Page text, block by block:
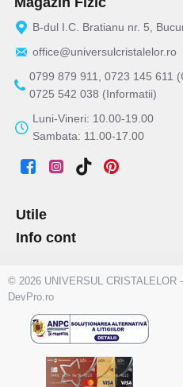
B-dul I.C. Bratianu nr. 5,
office@universulcristalelor.ro
0799 879 911, 0723 145 611
0725 542 038 (Informatii)
Luni-Vineri: 10.00-19.00
Sambata: 11.00-17.00
Utile
Info cont
© 2026 UNIVERSUL CRISTALELOR
DevPro.ro